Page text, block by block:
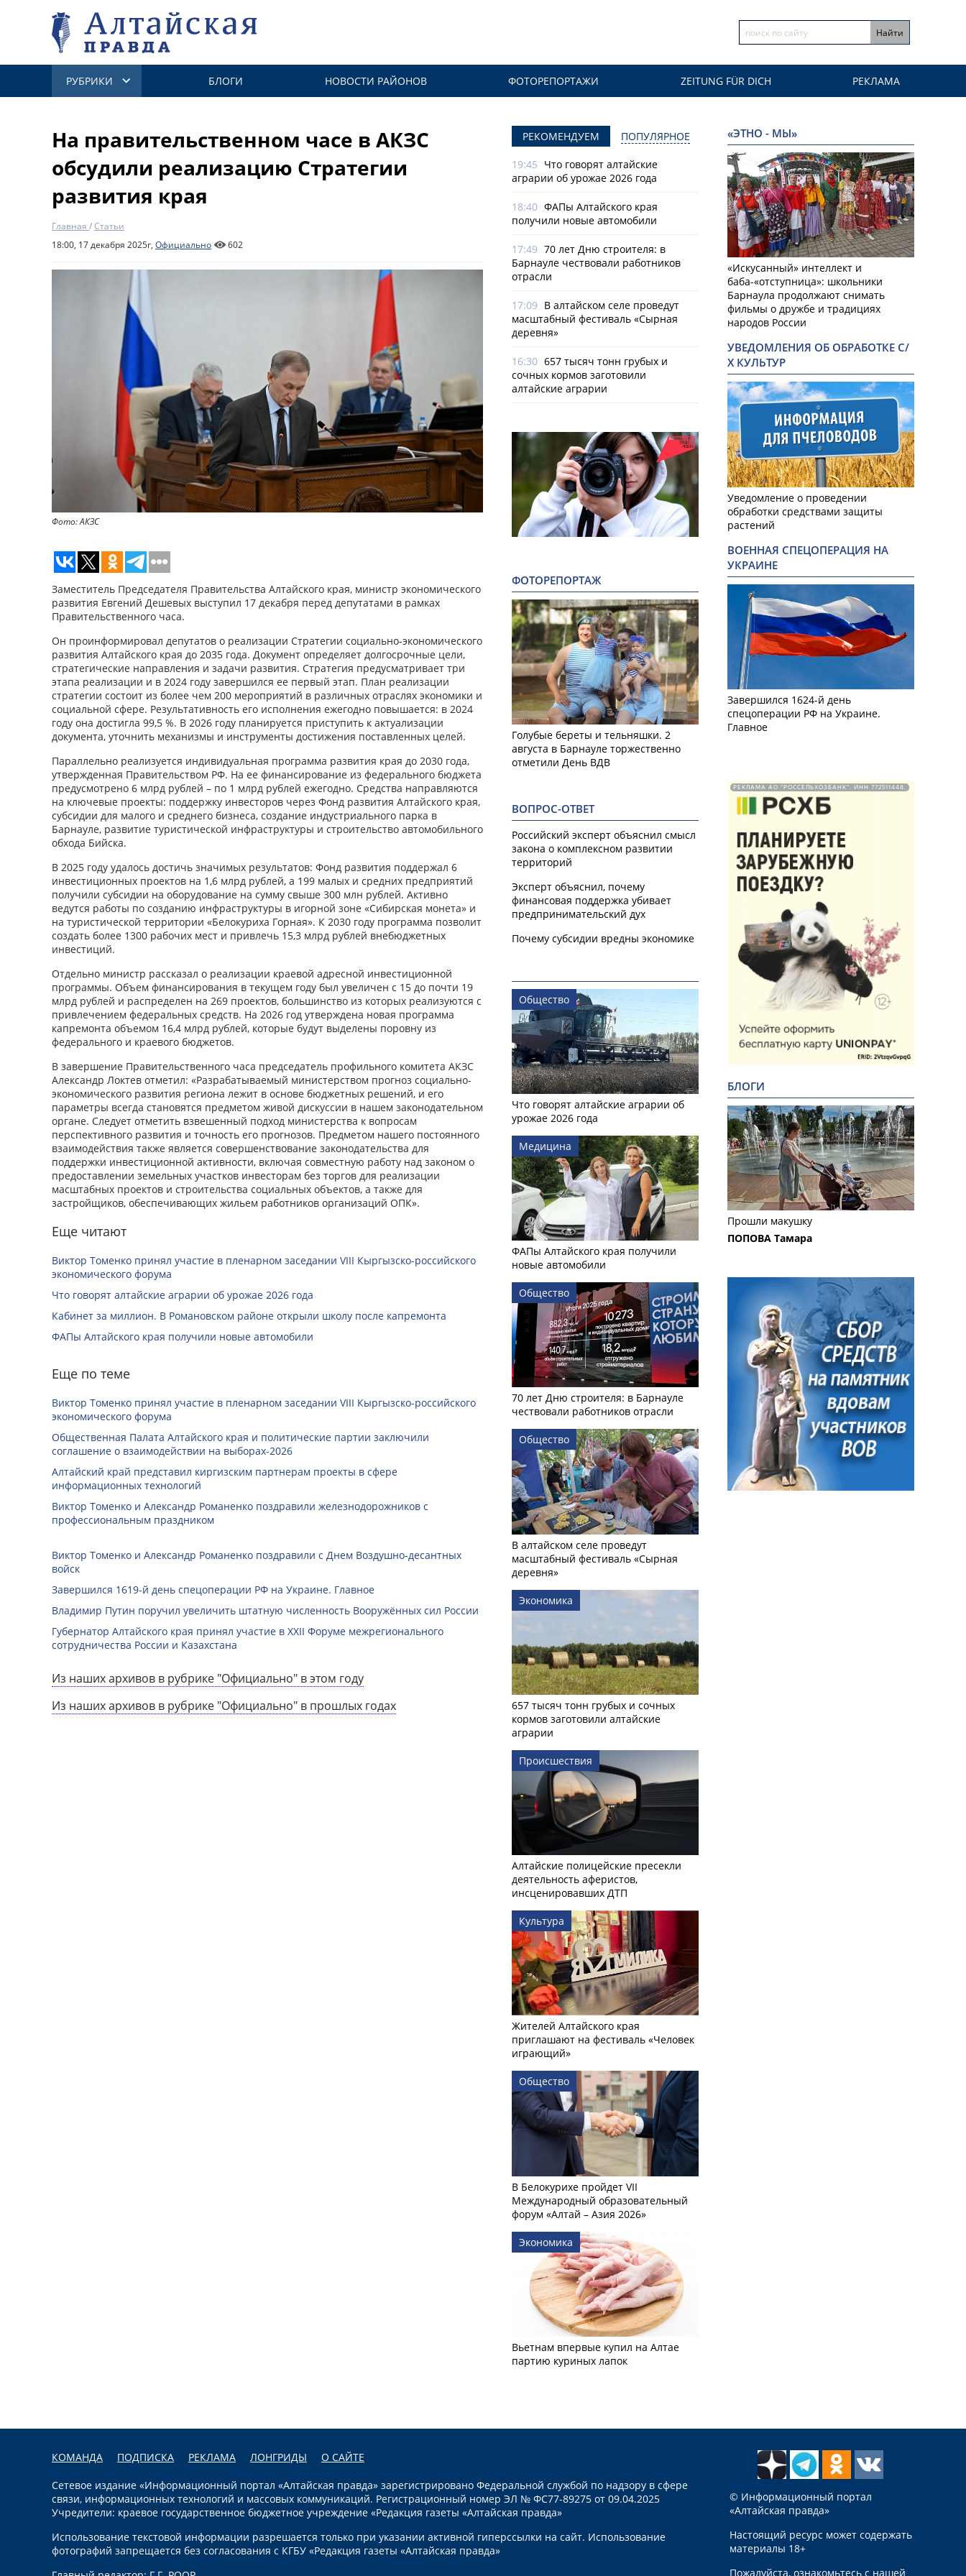
РУБРИКИ БЛОГИ НОВОСТИ РАЙОНОВ ФОТОРЕПОРТАЖИ ZEITUNG FÜR DICH РЕКЛАМА
На правительственном часе в АКЗС
обсудили реализацию Стратегии
развития края
Главная /Статьи
18:00, 17 декабря 2025г, Официально 602
Фото: АКЗС
Заместитель Председателя Правительства Алтайского края, министр экономического
развития Евгений Дешевых выступил 17 декабря перед депутатами в рамках
Правительственного часа.
Он проинформировал депутатов о реализации Стратегии социально-экономического
развития Алтайского края до 2035 года. Документ определяет долгосрочные цели,
стратегические направления и задачи развития. Стратегия предусматривает три
этапа реализации и в 2024 году завершился ее первый этап. План реализации
стратегии состоит из более чем 200 мероприятий в различных отраслях экономики и
социальной сфере. Результативность его исполнения ежегодно повышается: в 2024
году она достигла 99,5 %. В 2026 году планируется приступить к актуализации
документа, уточнить механизмы и инструменты достижения поставленных целей.
Параллельно реализуется индивидуальная программа развития края до 2030 года,
утвержденная Правительством РФ. На ее финансирование из федерального бюджета
предусмотрено 6 млрд рублей – по 1 млрд рублей ежегодно. Средства направляются
на ключевые проекты: поддержку инвесторов через Фонд развития Алтайского края,
субсидии для малого и среднего бизнеса, создание индустриального парка в
Барнауле, развитие туристической инфраструктуры и строительство автомобильного
обхода Бийска.
В 2025 году удалось достичь значимых результатов: Фонд развития поддержал 6
инвестиционных проектов на 1,6 млрд рублей, а 199 малых и средних предприятий
получили субсидии на оборудование на сумму свыше 300 млн рублей. Активно
ведутся работы по созданию инфраструктуры в игорной зоне «Сибирская монета» и
на туристической территории «Белокуриха Горная». К 2030 году программа позволит
создать более 1300 рабочих мест и привлечь 15,3 млрд рублей внебюджетных
инвестиций.
Отдельно министр рассказал о реализации краевой адресной инвестиционной
программы. Объем финансирования в текущем году был увеличен с 15 до почти 19
млрд рублей и распределен на 269 проектов, большинство из которых реализуются с
привлечением федеральных средств. На 2026 год утверждена новая программа
капремонта объемом 16,4 млрд рублей, которые будут выделены поровну из
федерального и краевого бюджетов.
В завершение Правительственного часа председатель профильного комитета АКЗС
Александр Локтев отметил: «Разрабатываемый министерством прогноз социально-
экономического развития региона лежит в основе бюджетных решений, и его
параметры всегда становятся предметом живой дискуссии в нашем законодательном
органе. Следует отметить взвешенный подход министерства к вопросам
перспективного развития и точность его прогнозов. Предметом нашего постоянного
взаимодействия также является совершенствование законодательства для
поддержки инвестиционной активности, включая совместную работу над законом о
предоставлении земельных участков инвесторам без торгов для реализации
масштабных проектов и строительства социальных объектов, а также для
застройщиков, обеспечивающих жильем работников организаций ОПК».
Еще читают
Виктор Томенко принял участие в пленарном заседании VIII Кыргызско-российского
экономического форума
Что говорят алтайские аграрии об урожае 2026 года
Кабинет за миллион. В Романовском районе открыли школу после капремонта
ФАПы Алтайского края получили новые автомобили
Еще по теме
Виктор Томенко принял участие в пленарном заседании VIII Кыргызско-российского
экономического форума
Общественная Палата Алтайского края и политические партии заключили
соглашение о взаимодействии на выборах-2026
Алтайский край представил киргизским партнерам проекты в сфере
информационных технологий
Виктор Томенко и Александр Романенко поздравили железнодорожников с
профессиональным праздником
Виктор Томенко и Александр Романенко поздравили с Днем Воздушно-десантных
войск
Завершился 1619-й день спецоперации РФ на Украине. Главное
Владимир Путин поручил увеличить штатную численность Вооружённых сил России
Губернатор Алтайского края принял участие в XXII Форуме межрегионального
сотрудничества России и Казахстана
Из наших архивов в рубрике "Официально" в этом году
Из наших архивов в рубрике "Официально" в прошлых годах
РЕКОМЕНДУЕМ ПОПУЛЯРНОЕ
19:45 Что говорят алтайские
аграрии об урожае 2026 года
18:40 ФАПы Алтайского края
получили новые автомобили
17:49 70 лет Дню строителя: в
Барнауле чествовали работников
отрасли
17:09 В алтайском селе проведут
масштабный фестиваль «Сырная
деревня»
16:30 657 тысяч тонн грубых и
сочных кормов заготовили
алтайские аграрии
ФОТОРЕПОРТАЖ
Голубые береты и тельняшки. 2
августа в Барнауле торжественно
отметили День ВДВ
ВОПРОС-ОТВЕТ
Российский эксперт объяснил смысл
закона о комплексном развитии
территорий
Эксперт объяснил, почему
финансовая поддержка убивает
предпринимательский дух
Почему субсидии вредны экономике
Общество
Что говорят алтайские аграрии об
урожае 2026 года
Медицина
ФАПы Алтайского края получили
новые автомобили
Общество
70 лет Дню строителя: в Барнауле
чествовали работников отрасли
Общество
В алтайском селе проведут
масштабный фестиваль «Сырная
деревня»
Экономика
657 тысяч тонн грубых и сочных
кормов заготовили алтайские
аграрии
Происшествия
Алтайские полицейские пресекли
деятельность аферистов,
инсценировавших ДТП
Культура
Жителей Алтайского края
приглашают на фестиваль «Человек
играющий»
Общество
В Белокурихе пройдет VII
Международный образовательный
форум «Алтай – Азия 2026»
Экономика
Вьетнам впервые купил на Алтае
партию куриных лапок
«ЭТНО - МЫ»
«Искусанный» интеллект и
баба-«отступница»: школьники
Барнаула продолжают снимать
фильмы о дружбе и традициях
народов России
УВЕДОМЛЕНИЯ ОБ ОБРАБОТКЕ С/
Х КУЛЬТУР
Уведомление о проведении
обработки средствами защиты
растений
ВОЕННАЯ СПЕЦОПЕРАЦИЯ НА
УКРАИНЕ
Завершился 1624-й день
спецоперации РФ на Украине.
Главное
РЕКЛАМА АО "РОССЕЛЬХОЗБАНК". ИНН 772511448.
БЛОГИ
Прошли макушку
ПОПОВА Тамара
КОМАНДА ПОДПИСКА РЕКЛАМА ЛОНГРИДЫ О САЙТЕ
Сетевое издание «Информационный портал «Алтайская правда» зарегистрировано Федеральной службой по надзору в сфере
связи, информационных технологий и массовых коммуникаций. Регистрационный номер ЭЛ № ФС77-89275 от 09.04.2025
Учредители: краевое государственное бюджетное учреждение «Редакция газеты «Алтайская правда»
Использование текстовой информации разрешается только при указании активной гиперссылки на сайт. Использование
фотографий запрещается без согласования с КГБУ «Редакция газеты «Алтайская правда»
© Информационный портал
«Алтайская правда»
Настоящий ресурс может содержать
материалы 18+
Пожалуйста, ознакомьтесь с нашей